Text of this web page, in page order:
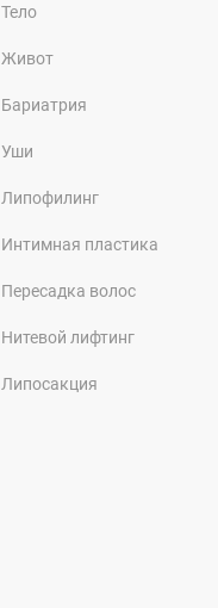
Тело
Живот
Бариатрия
Уши
Липофилинг
Интимная пластика
Пересадка волос
Нитевой лифтинг
Липосакция